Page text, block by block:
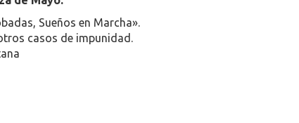
Sueños en Marcha».
casos de impunidad.